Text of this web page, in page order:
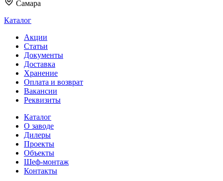
Самара
Каталог
Акции
Статьи
Документы
Доставка
Хранение
Оплата и возврат
Вакансии
Реквизиты
Каталог
О заводе
Дилеры
Проекты
Объекты
Шеф-монтаж
Контакты